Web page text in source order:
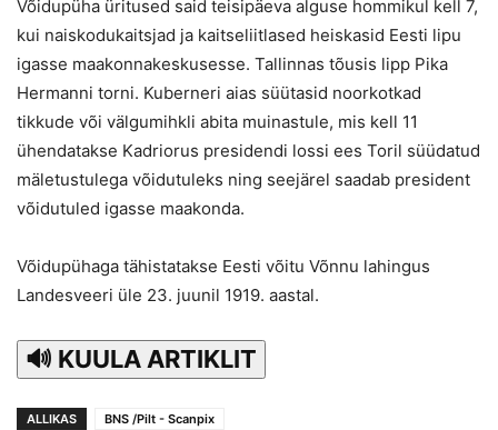
Võidupüha üritused said teisipäeva alguse hommikul kell 7,
kui naiskodukaitsjad ja kaitseliitlased heiskasid Eesti lipu
igasse maakonnakeskusesse. Tallinnas tõusis lipp Pika
Hermanni torni. Kuberneri aias süütasid noorkotkad
tikkude või välgumihkli abita muinastule, mis kell 11
ühendatakse Kadriorus presidendi lossi ees Toril süüdatud
mäletustulega võidutuleks ning seejärel saadab president
võidutuled igasse maakonda.
Võidupühaga tähistatakse Eesti võitu Võnnu lahingus
Landesveeri üle 23. juunil 1919. aastal.
🔊 KUULA ARTIKLIT
ALLIKAS
BNS /Pilt - Scanpix